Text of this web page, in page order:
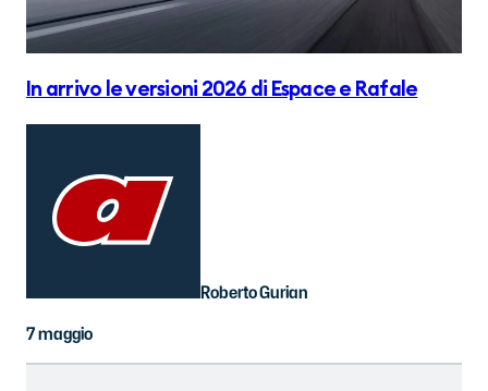
In arrivo le versioni 2026 di Espace e Rafale
Roberto Gurian
7 maggio